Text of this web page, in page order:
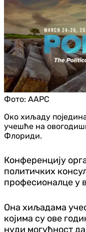
Фото: AAPC
Око хиљаду
учешће на
Флориди.
Конференцију
политичких
професионалце у
Она хиљадама
којима су ове
нуди могућност